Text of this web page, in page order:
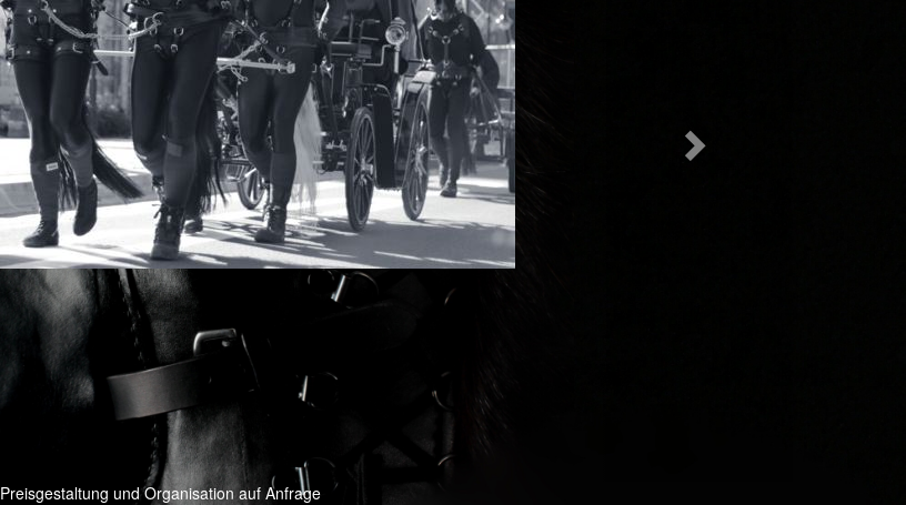
Preisgestaltung und Organisation auf Anfrage